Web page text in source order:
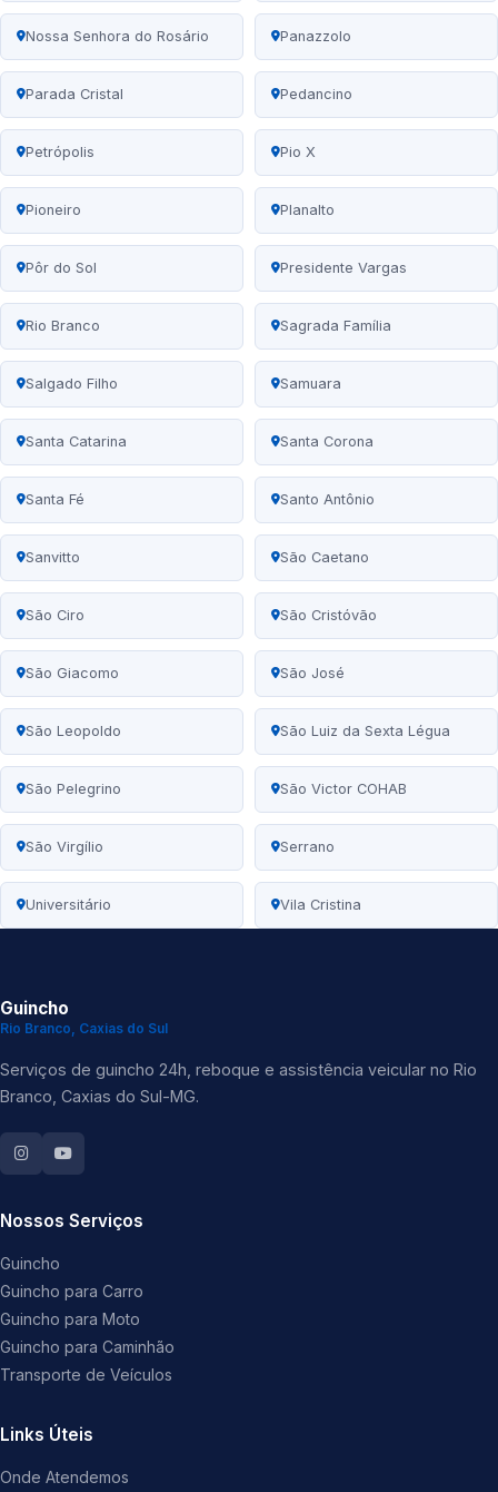
Nossa Senhora do Rosário Panazzolo
Parada Cristal Pedancino
Petrópolis Pio X
Pioneiro Planalto
Pôr do Sol Presidente Vargas
Rio Branco Sagrada Família
Salgado Filho Samuara
Santa Catarina Santa Corona
Santa Fé Santo Antônio
Sanvitto São Caetano
São Ciro São Cristóvão
São Giacomo São José
São Leopoldo São Luiz da Sexta Légua
São Pelegrino São Victor COHAB
São Virgílio Serrano
Universitário Vila Cristina
Guincho
Rio Branco, Caxias do Sul
Serviços de guincho 24h, reboque e assistência veicular no Rio
Branco, Caxias do Sul-MG.
Nossos Serviços
Guincho
Guincho para Carro
Guincho para Moto
Guincho para Caminhão
Transporte de Veículos
Links Úteis
Onde Atendemos